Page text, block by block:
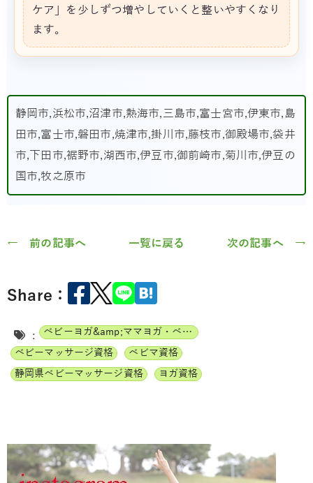
ケア」を少しずつ増やしていくと整いやすくなり
ます。
静岡市,浜松市,沼津市,熱海市,三島市,富士宮市,伊東市,島
田市,富士市,磐田市,焼津市,掛川市,藤枝市,御殿場市,袋井
市,下田市,裾野市,湖西市,伊豆市,御前崎市,菊川市,伊豆の
国市,牧之原市
← 前の記事へ 一覧に戻る 次の記事へ →
Share：
:
ベビーヨガ&amp;ママヨガ・ベビーチャクラマッサージ通信講座
ベビーマッサージ資格
ベビマ資格
静岡県ベビーマッサージ資格
ヨガ資格